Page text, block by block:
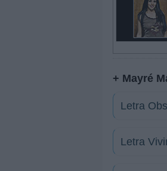
+ Mayré
Letra
Letra